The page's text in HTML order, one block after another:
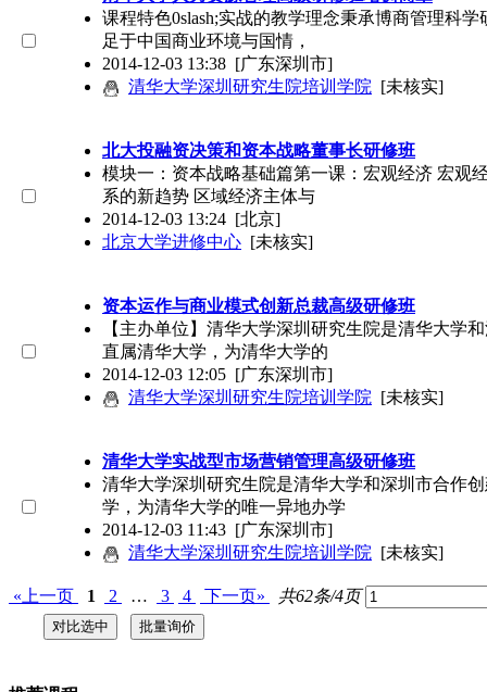
课程特色0slash;实战的教学理念秉承博商管理科
足于中国商业环境与国情，
2014-12-03 13:38 [广东深圳市]
清华大学深圳研究生院培训学院 [未核实]
北大投融资决策和资本战略董事长研修班
模块一：资本战略基础篇第一课：宏观经济 宏观
系的新趋势 区域经济主体与
2014-12-03 13:24 [北京]
北京大学进修中心 [未核实]
资本运作与商业模式创新总裁高级研修班
【主办单位】清华大学深圳研究生院是清华大学
直属清华大学，为清华大学的
2014-12-03 12:05 [广东深圳市]
清华大学深圳研究生院培训学院 [未核实]
清华大学实战型市场营销管理高级研修班
清华大学深圳研究生院是清华大学和深圳市合作
学，为清华大学的唯一异地办学
2014-12-03 11:43 [广东深圳市]
清华大学深圳研究生院培训学院 [未核实]
«上一页 1 2 … 3 4 下一页» 共62条/4页